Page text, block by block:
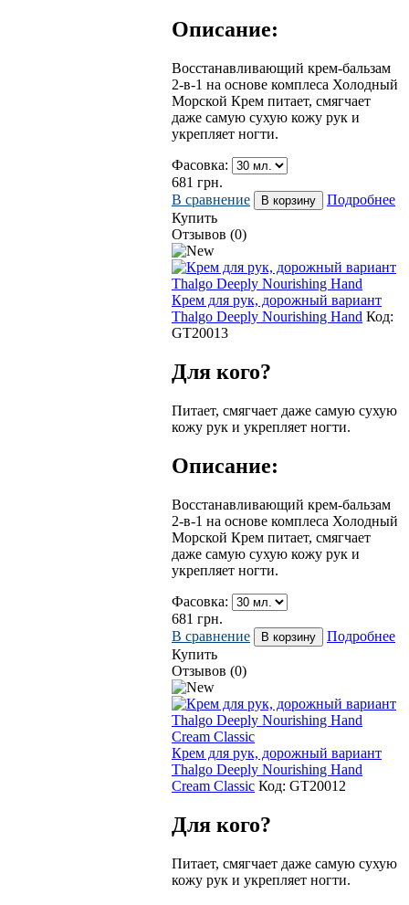
Описание:
Восстанавливающий крем-бальзам
2-в-1 на основе комплеса Холодный
Морской Крем питает, смягчает
даже самую сухую кожу рук и
укрепляет ногти.
Фасовка:
681 грн.
В сравнение
Подробнее
Купить
Отзывов (0)
Крем для рук, дорожный вариант
Thalgo Deeply Nourishing Hand Код:
GТ20013
Для кого?
Питает, смягчает даже самую сухую
кожу рук и укрепляет ногти.
Описание:
Восстанавливающий крем-бальзам
2-в-1 на основе комплеса Холодный
Морской Крем питает, смягчает
даже самую сухую кожу рук и
укрепляет ногти.
Фасовка:
681 грн.
В сравнение
Подробнее
Купить
Отзывов (0)
Крем для рук, дорожный вариант
Thalgo Deeply Nourishing Hand
Cream Classic Код: GТ20012
Для кого?
Питает, смягчает даже самую сухую
кожу рук и укрепляет ногти.